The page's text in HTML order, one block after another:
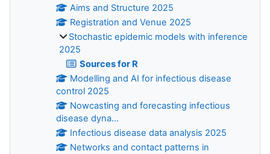
Aims and Structure 2025
Registration and Venue 2025
Stochastic epidemic models with inference
2025
Sources for R
Modelling and AI for infectious disease
control 2025
Nowcasting and forecasting infectious
disease dyna...
Infectious disease data analysis 2025
Networks and contact patterns in